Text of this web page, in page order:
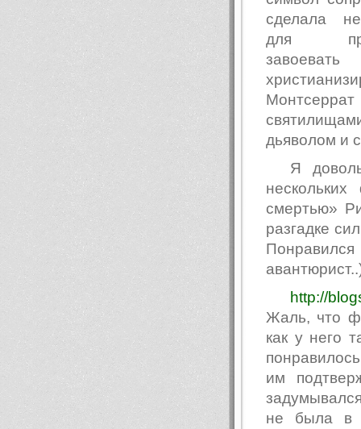
сделала
для
дьяволом и
Я
смертью»
разгадке
http://
Жаль, что
как у него
им
не была в